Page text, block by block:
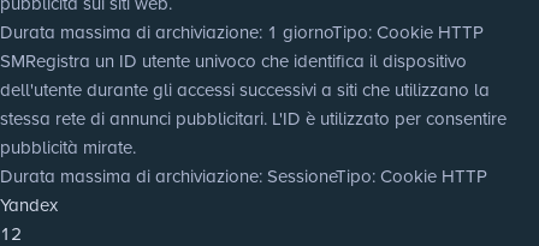
Durata massima di archiviazione: 1 giornoTipo: Cookie HTTP
SMRegistra un ID utente univoco che identifica il dispositivo
dell'utente durante gli accessi successivi a siti che utilizzano la
stessa rete di annunci pubblicitari. L'ID è utilizzato per consentire
pubblicità mirate.
Durata massima di archiviazione: SessioneTipo: Cookie HTTP
Yandex
12